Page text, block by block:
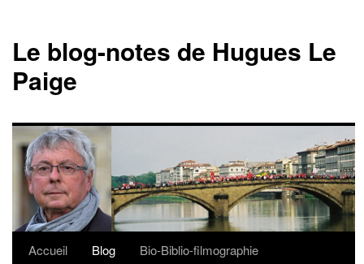
Le blog-notes de Hugues Le
Paige
Aller
Accueil Blog
Bio-Biblio-filmographie